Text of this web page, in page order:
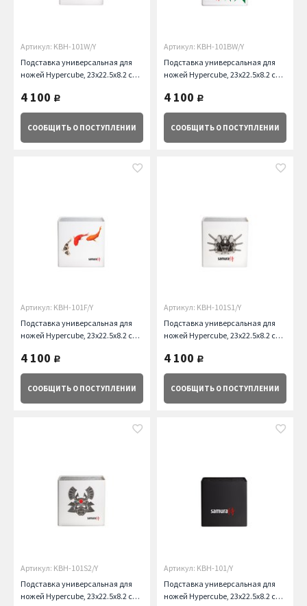
Артикул: KBH-101W/Y
Подставка универсальная для
ножей Hypercube, 23x22.5x8.2 см,
4 100 руб.
СООБЩИТЬ О ПОСТУПЛЕНИИ
Артикул: KBH-101BW/Y
Подставка универсальная для
ножей Hypercube, 23x22.5x8.2 см,
4 100 руб.
СООБЩИТЬ О ПОСТУПЛЕНИИ
Артикул: KBH-101F/Y
Подставка универсальная для
ножей Hypercube, 23x22.5x8.2 см,
4 100 руб.
СООБЩИТЬ О ПОСТУПЛЕНИИ
Артикул: KBH-101S1/Y
Подставка универсальная для
ножей Hypercube, 23x22.5x8.2 см,
4 100 руб.
СООБЩИТЬ О ПОСТУПЛЕНИИ
Артикул: KBH-101S2/Y
Подставка универсальная для
ножей Hypercube, 23x22.5x8.2 см,
Артикул: KBH-101/Y
Подставка универсальная для
ножей Hypercube, 23x22.5x8.2 см,